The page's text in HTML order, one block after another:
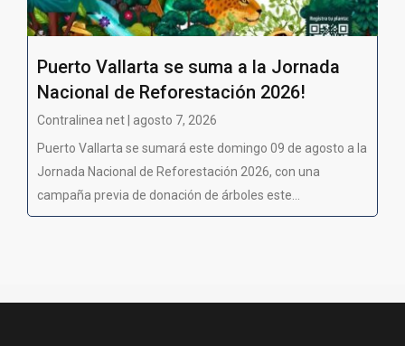
Puerto Vallarta se suma a la Jornada
Nacional de Reforestación 2026!
Contralinea net | agosto 7, 2026
Puerto Vallarta se sumará este domingo 09 de agosto a la
Jornada Nacional de Reforestación 2026, con una
campaña previa de donación de árboles este...